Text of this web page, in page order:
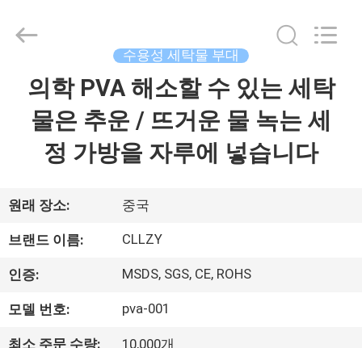
우
리
에
Changzhou
Greencradleland
Reserved.
수용성 세탁물 부대
의학 PVA 해소할 수 있는 세탁
물은 추운 / 뜨거운 물 녹는 세
정 가방을 자루에 넣습니다
원래 장소: 중국
브랜드 이름: CLLZY
인증: MSDS, SGS, CE, ROHS
모델 번호: pva-001
최소 주문 수량: 10,000개